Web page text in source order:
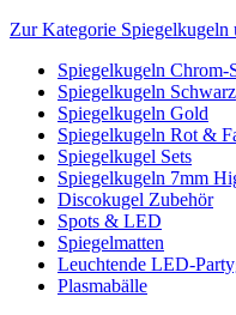
Zur Kategorie Spiegelkugeln
Spiegelkugeln Chrom-
Spiegelkugeln Schwarz
Spiegelkugeln Gold
Spiegelkugeln Rot &
Spiegelkugel Sets
Spiegelkugeln 7mm
Discokugel Zubehör
Spots & LED
Spiegelmatten
Leuchtende LED-
Plasmabälle